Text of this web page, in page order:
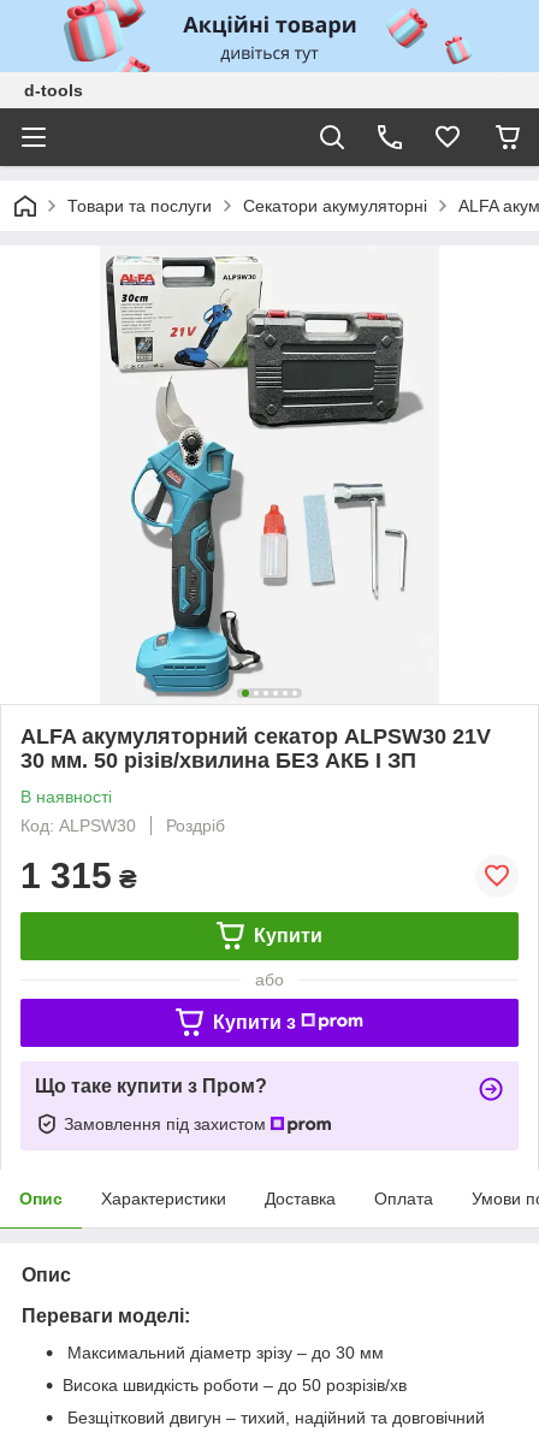
d-tools
Товари та послуги Секатори акумуляторні ALFA
ALFA акумуляторний секатор ALPSW30 21V
30 мм. 50 різів/хвилина БЕЗ АКБ І ЗП
В наявності
Код: ALPSW30
Роздріб
1 315 ₴
Купити
або
Купити з
Що таке купити з Пром?
Замовлення під захистом
Опис Характеристики Доставка Оплата Умови
Опис
Переваги моделі:
Максимальний діаметр зрізу – до 30 мм
Висока швидкість роботи – до 50 розрізів/хв
Безщітковий двигун – тихий, надійний та довговічний